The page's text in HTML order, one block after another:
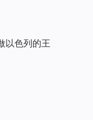
以色列的王